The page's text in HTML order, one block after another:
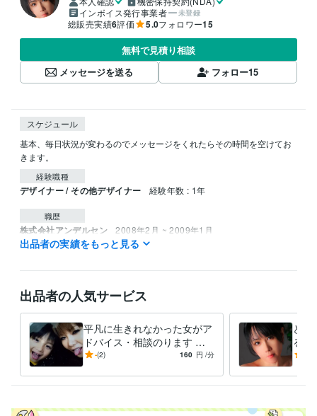
インボイス発行事業者
未登録
総販売実績6評価 5.0フォロワー15
無料で見積り相談
メッセージを送る
フォロー15
スケジュール
基本、毎日状況が変わるのでメッセージをくれたらその時間を空けてお
きます。
経験職種
デザイナー / その他デザイナー 経験年数 : 1年
職歴
株式会社アンデルセン 2008年2月 ~ 2009年1月
ラウンジ、ホーク 1998年5月 ~ 1998年12月
秘密 2024年11月 ~ 2025年11月
資格・検定
食品衛生責任者 取得年 : 2023年
得意分野
イラスト作成・漫画制作
好きなマンガやアニメの完コピ出来る程
度。
悩み相談・カウンセリング 愚痴・DV・精神・子育て・裏・夜・風俗
出品者の実績をもっと見る
出品者の人気サービス
平凡に生きれなかった女がア
ドバイス・相談のります ど
ん底に落とされては何とか助
-(2) 160 円 /分
どん
ると
え普